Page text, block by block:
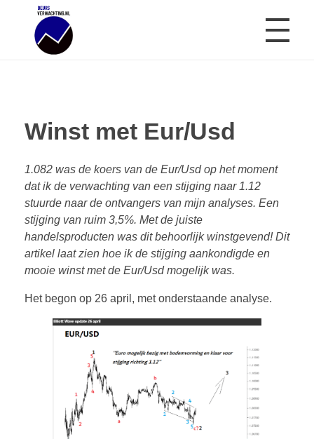
Winst met Eur/Usd
1.082 was de koers van de Eur/Usd op het moment
dat ik de verwachting van een stijging naar 1.12
stuurde naar de ontvangers van mijn analyses. Een
stijging van ruim 3,5%. Met de juiste
handelsproducten was dit behoorlijk winstgevend! Dit
artikel laat zien hoe ik de stijging aankondigde en
mooie winst met de Eur/Usd mogelijk was.
Het begon op 26 april, met onderstaande analyse.